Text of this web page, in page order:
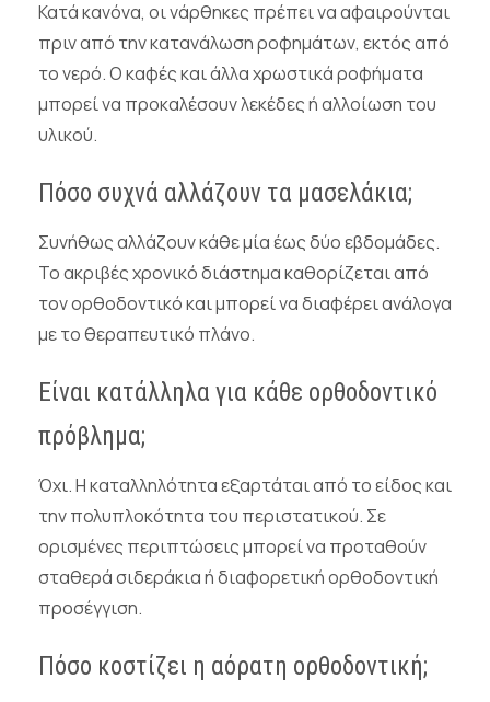
Κατά κανόνα, οι νάρθηκες πρέπει να αφαιρούνται
πριν από την κατανάλωση ροφημάτων, εκτός από
το νερό. Ο καφές και άλλα χρωστικά ροφήματα
μπορεί να προκαλέσουν λεκέδες ή αλλοίωση του
υλικού.
Πόσο συχνά αλλάζουν τα μασελάκια;
Συνήθως αλλάζουν κάθε μία έως δύο εβδομάδες.
Το ακριβές χρονικό διάστημα καθορίζεται από
τον ορθοδοντικό και μπορεί να διαφέρει ανάλογα
με το θεραπευτικό πλάνο.
Είναι κατάλληλα για κάθε ορθοδοντικό
πρόβλημα;
Όχι. Η καταλληλότητα εξαρτάται από το είδος και
την πολυπλοκότητα του περιστατικού. Σε
ορισμένες περιπτώσεις μπορεί να προταθούν
σταθερά σιδεράκια ή διαφορετική ορθοδοντική
προσέγγιση.
Πόσο κοστίζει η αόρατη ορθοδοντική;